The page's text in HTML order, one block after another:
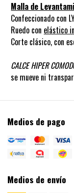
Malla de
Confeccionado con
Ruedo con elástico
Corte clásico, con
CALCE HIPER
se mueve ni
Medios de pago
Medios de envío